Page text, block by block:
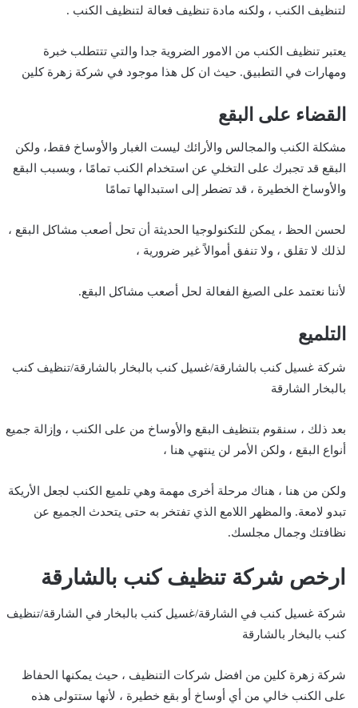
لتنظيف الكنب ، ولكنه مادة تنظيف فعالة لتنظيف الكنب .
يعتبر تنظيف الكنب من الامور الضروية جدا والتي تتتطلب خبرة
ومهارات في التطبيق. حيث ان كل هذا موجود في شركة زهرة كلين
القضاء على البقع
مشكلة الكنب والمجالس والأرائك ليست الغبار والأوساخ فقط، ولكن
البقع قد تجبرك على التخلي عن استخدام الكنب تمامًا ، وبسبب البقع
والأوساخ الخطيرة ، قد تضطر إلى استبدالها تمامًا
لحسن الحظ ، يمكن للتكنولوجيا الحديثة أن تحل أصعب مشاكل البقع ،
لذلك لا تقلق ، ولا تنفق أموالاً غير ضرورية ،
لأننا نعتمد على الصيغ الفعالة لحل أصعب مشاكل البقع.
التلميع
شركة غسيل كنب بالشارقة/غسيل كنب بالبخار بالشارقة/تنظيف كنب
بالبخار الشارقة
بعد ذلك ، سنقوم بتنظيف البقع والأوساخ من على الكنب ، وإزالة جميع
أنواع البقع ، ولكن الأمر لن ينتهي هنا ،
ولكن من هنا ، هناك مرحلة أخرى مهمة وهي تلميع الكنب لجعل الأريكة
تبدو لامعة. والمظهر اللامع الذي تفتخر به حتى يتحدث الجميع عن
نظافتك وجمال مجلسك.
ارخص شركة تنظيف كنب بالشارقة
شركة غسيل كنب في الشارقة/غسيل كنب بالبخار في الشارقة/تنظيف
كنب بالبخار بالشارقة
شركة زهرة كلين من افضل شركات التنظيف ، حيث يمكنها الحفاظ
على الكنب خالي من أي أوساخ أو بقع خطيرة ، لأنها ستتولى هذه